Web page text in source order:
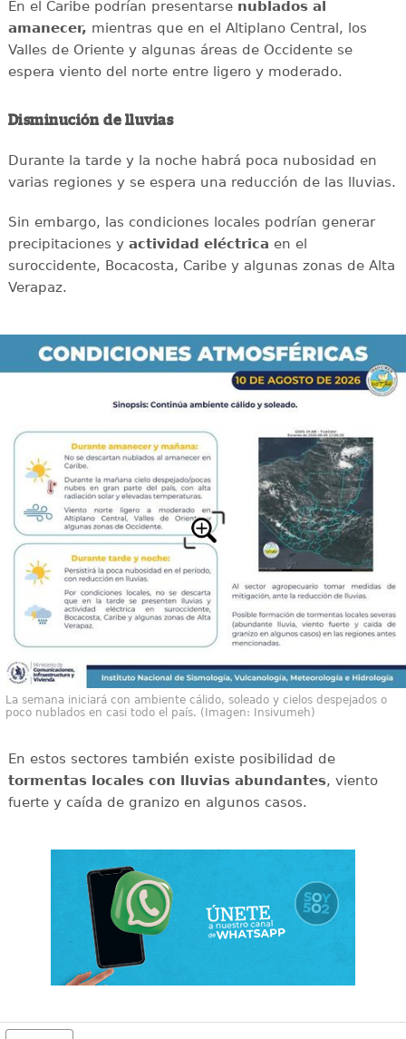
En el Caribe podrían presentarse nublados al
amanecer, mientras que en el Altiplano Central, los
Valles de Oriente y algunas áreas de Occidente se
espera viento del norte entre ligero y moderado.
Disminución de lluvias
Durante la tarde y la noche habrá poca nubosidad en
varias regiones y se espera una reducción de las lluvias.
Sin embargo, las condiciones locales podrían generar
precipitaciones y actividad eléctrica en el
suroccidente, Bocacosta, Caribe y algunas zonas de Alta
Verapaz.
La semana iniciará con ambiente cálido, soleado y cielos despejados o
poco nublados en casi todo el país. (Imagen: Insivumeh)
En estos sectores también existe posibilidad de
tormentas locales con lluvias abundantes, viento
fuerte y caída de granizo en algunos casos.